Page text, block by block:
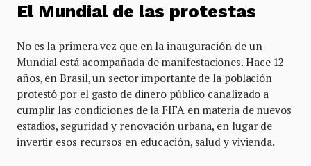
El Mundial de las protestas
No es la primera vez que en la inauguración de un
Mundial está acompañada de manifestaciones. Hace 12
años, en Brasil, un sector importante de la población
protestó por el gasto de dinero público canalizado a
cumplir las condiciones de la FIFA en materia de nuevos
estadios, seguridad y renovación urbana, en lugar de
invertir esos recursos en educación, salud y vivienda.